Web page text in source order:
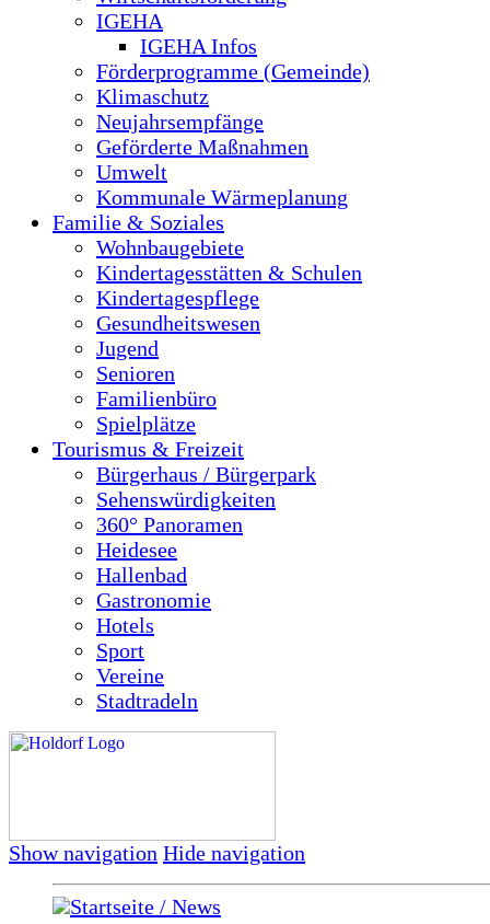
IGEHA
IGEHA Infos
Förderprogramme (Gemeinde)
Klimaschutz
Neujahrsempfänge
Geförderte Maßnahmen
Umwelt
Kommunale Wärmeplanung
Familie & Soziales
Wohnbaugebiete
Kindertagesstätten & Schulen
Kindertagespflege
Gesundheitswesen
Jugend
Senioren
Familienbüro
Spielplätze
Tourismus & Freizeit
Bürgerhaus / Bürgerpark
Sehenswürdigkeiten
360° Panoramen
Heidesee
Hallenbad
Gastronomie
Hotels
Sport
Vereine
Stadtradeln
Show navigation Hide navigation
Startseite / News